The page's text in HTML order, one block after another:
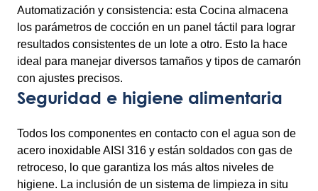
Automatización y consistencia: esta Cocina almacena
los parámetros de cocción en un panel táctil para lograr
resultados consistentes de un lote a otro. Esto la hace
ideal para manejar diversos tamaños y tipos de camarón
con ajustes precisos.
Seguridad e higiene alimentaria
Todos los componentes en contacto con el agua son de
acero inoxidable AISI 316 y están soldados con gas de
retroceso, lo que garantiza los más altos niveles de
higiene. La inclusión de un sistema de limpieza in situ